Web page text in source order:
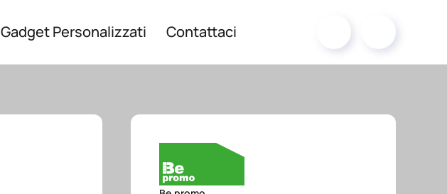
Gadget Personalizzati Contattaci